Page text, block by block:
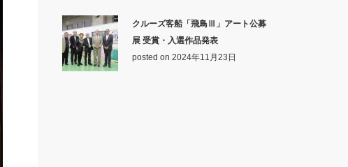
クルーズ客船「飛鳥Ⅲ」アート公募
展 受賞・入選作品発表
posted on 2024年11月23日